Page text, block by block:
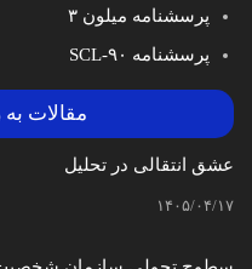
پرسشنامه میلون ۳
پرسشنامه SCL-۹۰
مقالات
عشق انتقالی در تحلیل
۱۴۰۵/۰۴/۱۷